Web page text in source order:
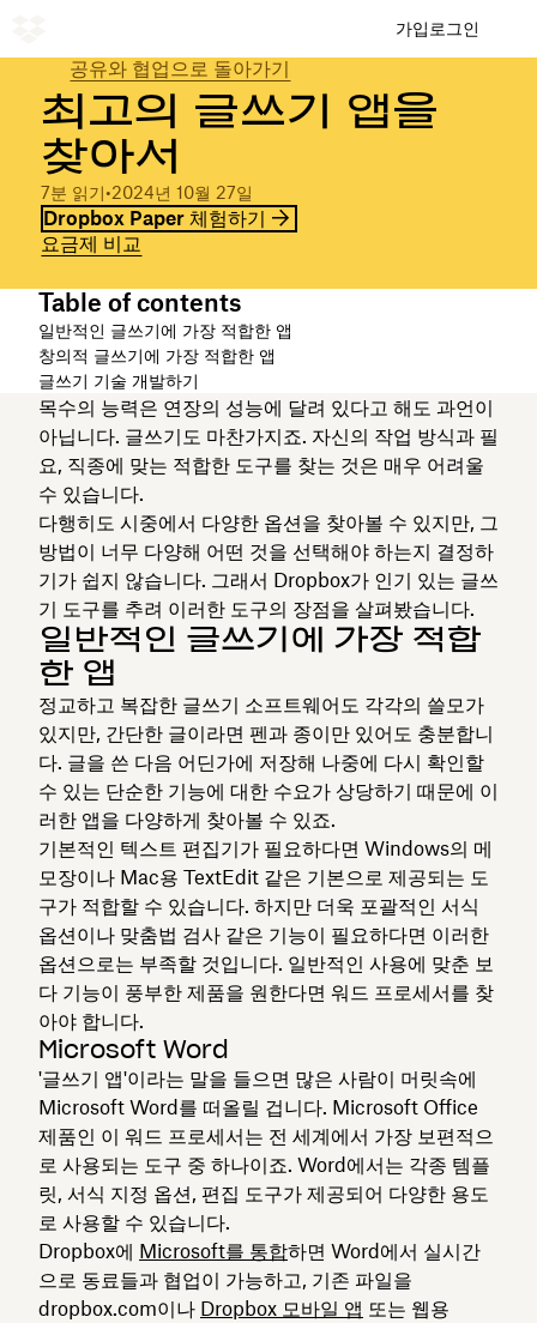
가입 로그인
공유와 협업으로 돌아가기
최고의 글쓰기 앱을
찾아서
7분 읽기•2024년 10월 27일
Dropbox Paper 체험하기
요금제 비교
Table of contents
일반적인 글쓰기에 가장 적합한 앱
창의적 글쓰기에 가장 적합한 앱
글쓰기 기술 개발하기
목수의 능력은 연장의 성능에 달려 있다고 해도 과언이
아닙니다. 글쓰기도 마찬가지죠. 자신의 작업 방식과 필
요, 직종에 맞는 적합한 도구를 찾는 것은 매우 어려울
수 있습니다.
다행히도 시중에서 다양한 옵션을 찾아볼 수 있지만, 그
방법이 너무 다양해 어떤 것을 선택해야 하는지 결정하
기가 쉽지 않습니다. 그래서 Dropbox가 인기 있는 글쓰
기 도구를 추려 이러한 도구의 장점을 살펴봤습니다.
일반적인 글쓰기에 가장 적합
한 앱
정교하고 복잡한 글쓰기 소프트웨어도 각각의 쓸모가
있지만, 간단한 글이라면 펜과 종이만 있어도 충분합니
다. 글을 쓴 다음 어딘가에 저장해 나중에 다시 확인할
수 있는 단순한 기능에 대한 수요가 상당하기 때문에 이
러한 앱을 다양하게 찾아볼 수 있죠.
기본적인 텍스트 편집기가 필요하다면 Windows의 메
모장이나 Mac용 TextEdit 같은 기본으로 제공되는 도
구가 적합할 수 있습니다. 하지만 더욱 포괄적인 서식
옵션이나 맞춤법 검사 같은 기능이 필요하다면 이러한
옵션으로는 부족할 것입니다. 일반적인 사용에 맞춘 보
다 기능이 풍부한 제품을 원한다면 워드 프로세서를 찾
아야 합니다.
Microsoft Word
'글쓰기 앱'이라는 말을 들으면 많은 사람이 머릿속에
Microsoft Word를 떠올릴 겁니다. Microsoft Office
제품인 이 워드 프로세서는 전 세계에서 가장 보편적으
로 사용되는 도구 중 하나이죠. Word에서는 각종 템플
릿, 서식 지정 옵션, 편집 도구가 제공되어 다양한 용도
로 사용할 수 있습니다.
Dropbox에 Microsoft를 통합하면 Word에서 실시간
으로 동료들과 협업이 가능하고, 기존 파일을
dropbox.com이나 Dropbox 모바일 앱 또는 웹용